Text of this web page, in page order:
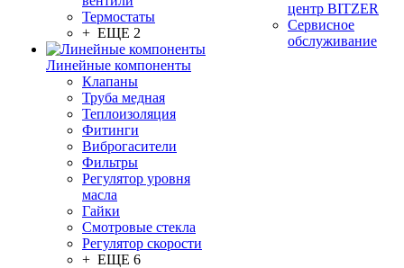
Термостаты
+ ЕЩЕ 2
Линейные компоненты
Клапаны
Труба медная
Теплоизоляция
Фитинги
Виброгасители
Фильтры
Регулятор уровня
масла
Гайки
Смотровые стекла
Регулятор скорости
+ ЕЩЕ 6
центр BITZER
Сервисное
обслуживание